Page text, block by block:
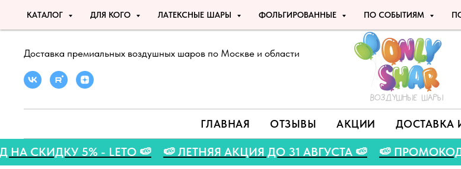
КАТАЛОГ ДЛЯ КОГО ЛАТЕКСНЫЕ ШАРЫ ФОЛЬГИРОВАННЫЕ ПО СОБЫТИЯМ
Доставка премиальных воздушных шаров по Москве и области
ГЛАВНАЯ ОТЗЫВЫ АКЦИИ ДОСТАВКА
НА СКИДКУ 5% - LETO 🍉 🍉 ЛЕТНЯЯ АКЦИЯ ДО 31 АВГУСТА 🍉 🍉